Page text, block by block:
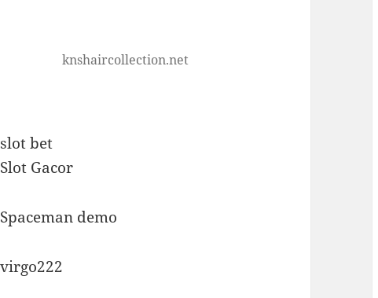
knshaircollection.net
slot bet
Slot Gacor
Spaceman demo
virgo222